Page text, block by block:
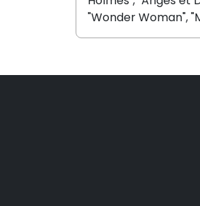
"Wonder Woman",